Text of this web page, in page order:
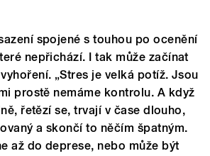
spojené s touhou po ocenění
nepřichází. I tak může začínat
„Stres je velká potíž. Jsou
prostě nemáme kontrolu. A když
řetězí se, trvají v čase dlouho,
a skončí to něčím špatným.
až do deprese, nebo může být